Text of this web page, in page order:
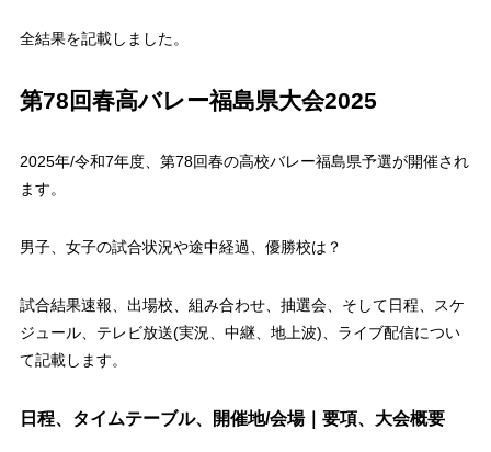
全結果を記載しました。
第78回春高バレー福島県大会2025
2025年/令和7年度、第78回春の高校バレー福島県予選が開催され
ます。
男子、女子の試合状況や途中経過、優勝校は？
試合結果速報、出場校、組み合わせ、抽選会、そして日程、スケ
ジュール、テレビ放送(実況、中継、地上波)、ライブ配信につい
て記載します。
日程、タイムテーブル、開催地/会場｜要項、大会概要